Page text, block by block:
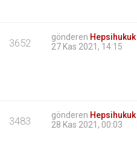
3652 gönderen Hepsihukuk
27 Kas 2021, 14:15
3483 gönderen Hepsihukuk
28 Kas 2021, 00:03